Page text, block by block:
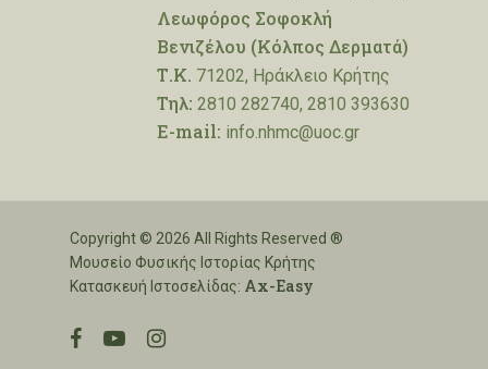
Λεωφόρος Σοφοκλή
Βενιζέλου (Κόλπος Δερματά)
Τ.Κ. 71202, Ηράκλειο Κρήτης
Τηλ: 2810 282740, 2810 393630
E-mail: info.nhmc@uoc.gr
Copyright © 2026 All Rights Reserved ®
Μουσείο Φυσικής Ιστορίας Κρήτης
Κατασκευή Ιστοσελίδας: Ax-Easy
facebookyoutubeinstagram